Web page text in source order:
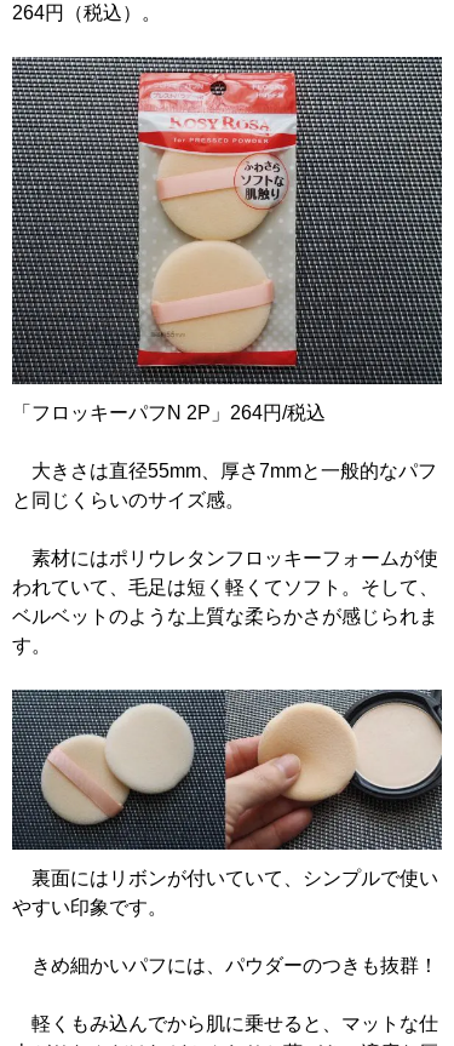
264円（税込）。
「フロッキーパフN 2P」264円/税込
大きさは直径55mm、厚さ7mmと一般的なパフ
と同じくらいのサイズ感。
素材にはポリウレタンフロッキーフォームが使
われていて、毛足は短く軽くてソフト。そして、
ベルベットのような上質な柔らかさが感じられま
す。
裏面にはリボンが付いていて、シンプルで使い
やすい印象です。
きめ細かいパフには、パウダーのつきも抜群！
軽くもみ込んでから肌に乗せると、マットな仕